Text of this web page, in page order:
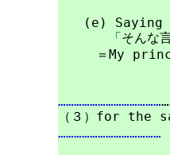
(e) Saying
「そんな言葉
＝My
…………………………………
…………………………………